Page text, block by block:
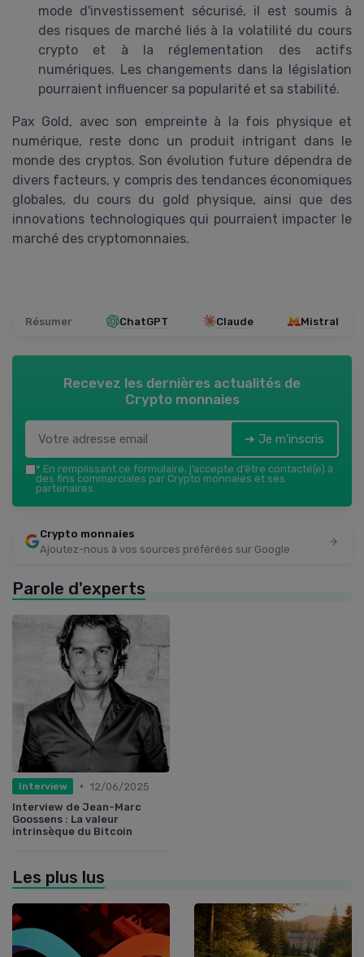
mode d'investissement sécurisé, il est soumis à
des risques de marché liés à la volatilité du cours
crypto et à la réglementation des actifs
numériques. Les changements dans la législation
pourraient influencer sa popularité et sa stabilité.
Pax Gold, avec son empreinte à la fois physique et
numérique, reste donc un produit intrigant dans le
monde des cryptos. Son évolution future dépendra de
divers facteurs, y compris des tendances économiques
globales, du cours du gold physique, ainsi que des
innovations technologiques qui pourraient impacter le
marché des cryptomonnaies.
Résumer ChatGPT Claude Mistral
Recevez les dernières actualités de
Crypto monnaies
➔ Je m'inscris
* En remplissant ce formulaire, j’accepte d’être contacté(e) à
des fins commerciales par Crypto monnaies et ses
partenaires.
Crypto monnaies
Ajoutez-nous à vos sources préférées sur Google
Parole d'experts
Interview • 12/06/2025
Interview de Jean-Marc
Goossens : La valeur
intrinsèque du Bitcoin
Les plus lus